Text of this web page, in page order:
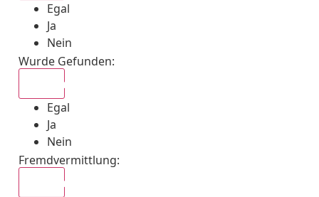
Egal
Ja
Nein
Wurde Gefunden:
Egal
Ja
Nein
Fremdvermittlung: